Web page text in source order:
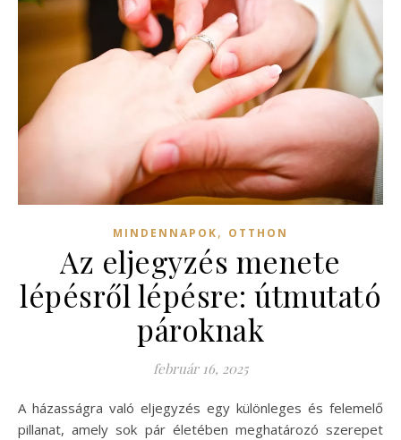
MINDENNAPOK, OTTHON
Az eljegyzés menete
lépésről lépésre: útmutató
pároknak
február 16, 2025
A házasságra való eljegyzés egy különleges és felemelő
pillanat, amely sok pár életében meghatározó szerepet